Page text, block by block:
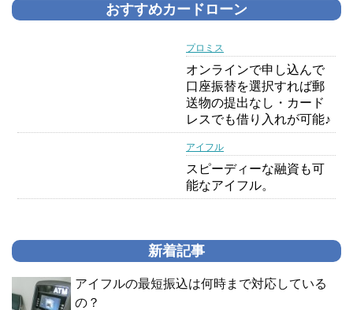
おすすめカードローン
プロミス
オンラインで申し込んで
口座振替を選択すれば郵
送物の提出なし・カード
レスでも借り入れが可能♪
アイフル
スピーディーな融資も可
能なアイフル。
新着記事
アイフルの最短振込は何時まで対応している
の？